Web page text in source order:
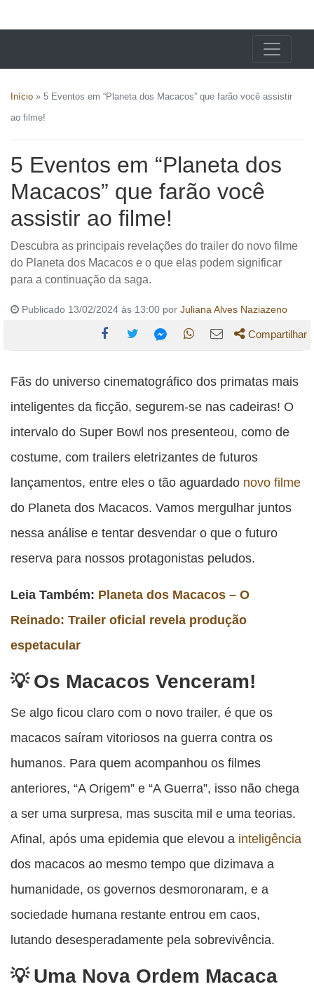
Início » 5 Eventos em “Planeta dos Macacos” que farão você assistir
ao filme!
5 Eventos em “Planeta dos
Macacos” que farão você
assistir ao filme!
Descubra as principais revelações do trailer do novo filme
do Planeta dos Macacos e o que elas podem significar
para a continuação da saga.
Publicado 13/02/2024 às 13:00 por Juliana Alves Naziazeno
esta
publicação
esta esta
publicação
esta
publicação
WhatsApp
esta
publicação
Email
Compartilhar
Fãs do universo cinematográfico dos primatas mais
inteligentes da ficção, segurem-se nas cadeiras! O
intervalo do Super Bowl nos presenteou, como de
costume, com trailers eletrizantes de futuros
lançamentos, entre eles o tão aguardado novo filme
do Planeta dos Macacos. Vamos mergulhar juntos
nessa análise e tentar desvendar o que o futuro
reserva para nossos protagonistas peludos.
Leia Também: Planeta dos Macacos – O
Reinado: Trailer oficial revela produção
espetacular
Os Macacos Venceram!
Se algo ficou claro com o novo trailer, é que os
macacos saíram vitoriosos na guerra contra os
humanos. Para quem acompanhou os filmes
anteriores, “A Origem” e “A Guerra”, isso não chega
a ser uma surpresa, mas suscita mil e uma teorias.
Afinal, após uma epidemia que elevou a inteligência
dos macacos ao mesmo tempo que dizimava a
humanidade, os governos desmoronaram, e a
sociedade humana restante entrou em caos,
lutando desesperadamente pela sobrevivência.
Uma Nova Ordem Macaca